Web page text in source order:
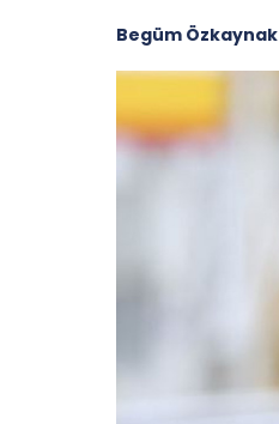
Begüm Özkaynak